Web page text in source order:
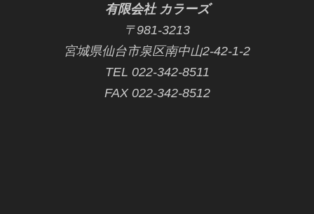
有限会社 カラーズ
〒981-3213
宮城県仙台市泉区南中山2-42-1-2
TEL 022-342-8511
FAX 022-342-8512